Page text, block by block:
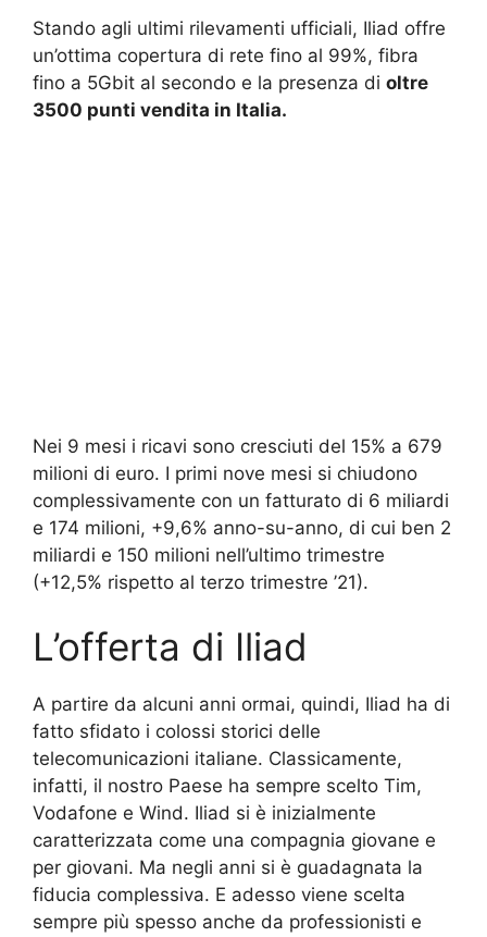
Stando agli ultimi rilevamenti ufficiali, Iliad offre
un’ottima copertura di rete fino al 99%, fibra
fino a 5Gbit al secondo e la presenza di oltre
3500 punti vendita in Italia.
Nei 9 mesi i ricavi sono cresciuti del 15% a 679
milioni di euro. I primi nove mesi si chiudono
complessivamente con un fatturato di 6 miliardi
e 174 milioni, +9,6% anno-su-anno, di cui ben 2
miliardi e 150 milioni nell’ultimo trimestre
(+12,5% rispetto al terzo trimestre ’21).
L’offerta di Iliad
A partire da alcuni anni ormai, quindi, Iliad ha di
fatto sfidato i colossi storici delle
telecomunicazioni italiane. Classicamente,
infatti, il nostro Paese ha sempre scelto Tim,
Vodafone e Wind. Iliad si è inizialmente
caratterizzata come una compagnia giovane e
per giovani. Ma negli anni si è guadagnata la
fiducia complessiva. E adesso viene scelta
sempre più spesso anche da professionisti e